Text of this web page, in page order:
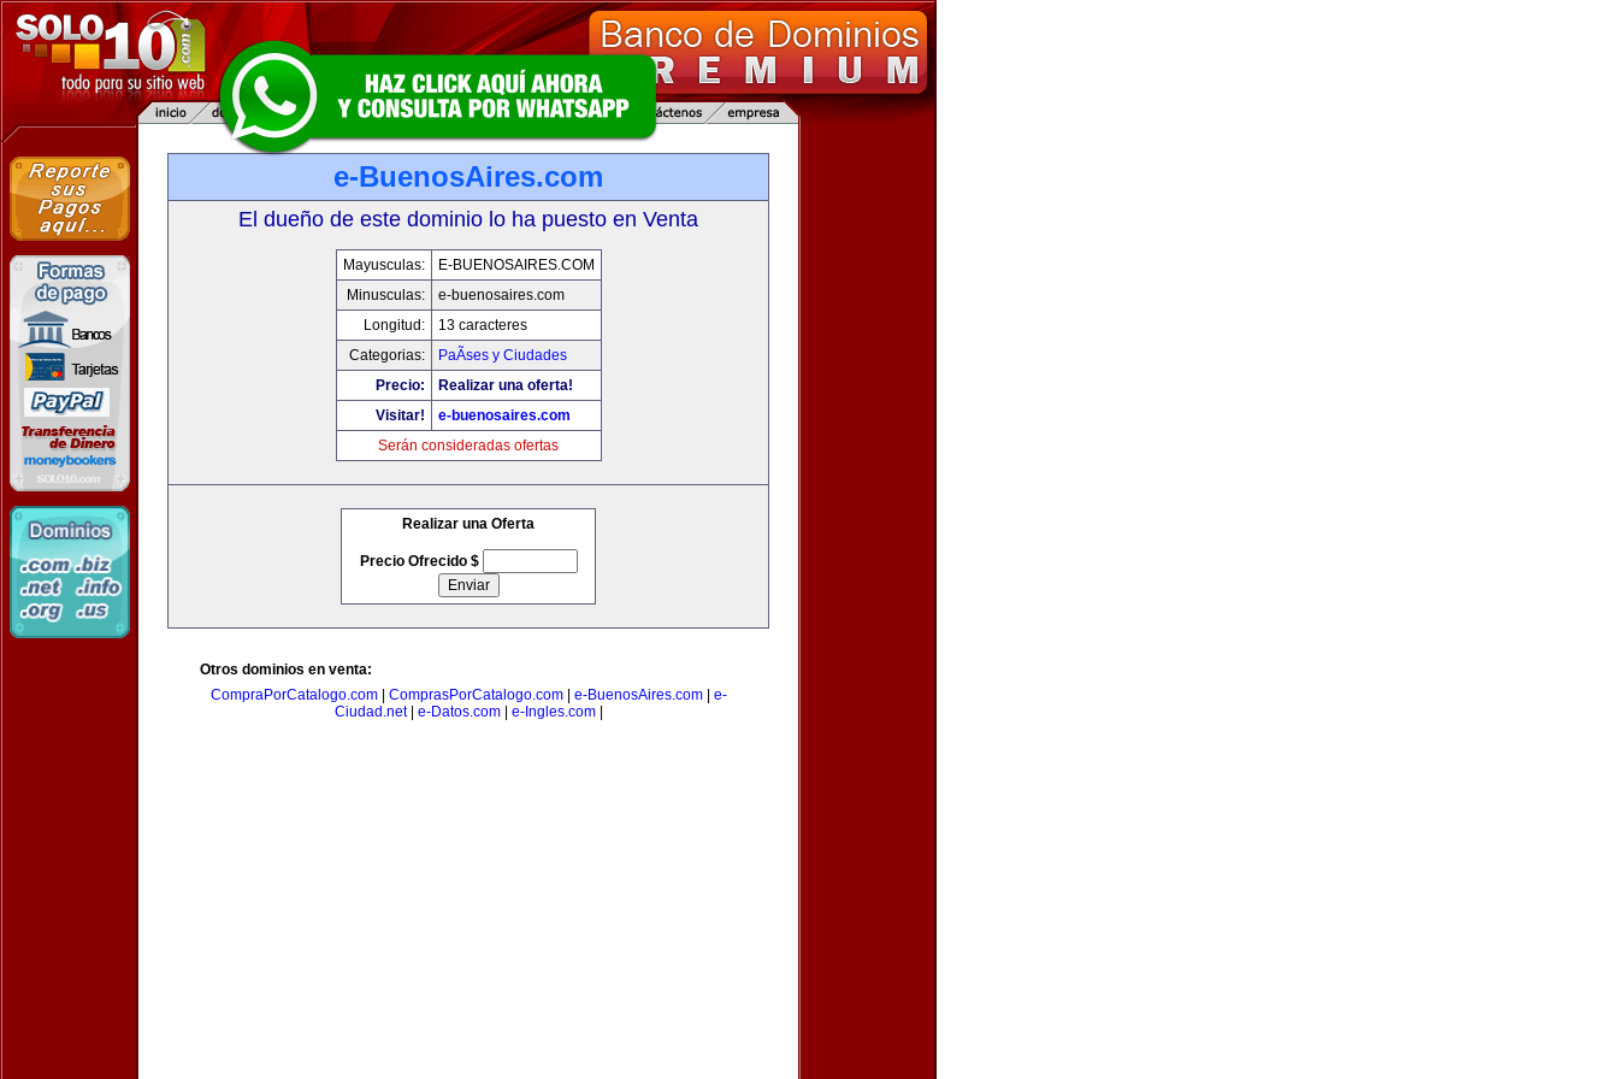
e-BuenosAires.com
El dueño de este dominio lo ha puesto en Venta
Mayusculas:
E-BUENOSAIRES.COM
Minusculas:
e-buenosaires.com
Longitud:
13 caracteres
Categorias:
PaÃ­ses y Ciudades
Precio:
Realizar una oferta!
Visitar!
e-buenosaires.com
Serán consideradas ofertas
Realizar una Oferta
Precio Ofrecido $
Otros dominios en venta:
CompraPorCatalogo.com| ComprasPorCatalogo.com| e-BuenosAires.com| e-
Ciudad.net| e-Datos.com| e-Ingles.com|